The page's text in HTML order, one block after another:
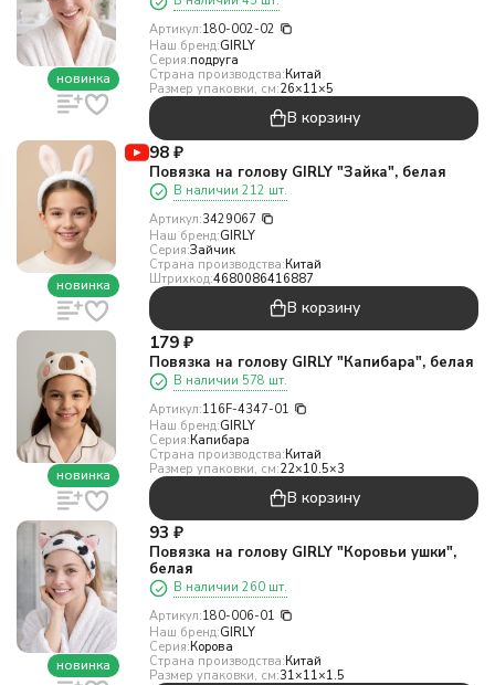
новинка
Артикул:180-002-02
Наш бренд:GIRLY
Серия:подруга
Страна производства:Китай
Размер упаковки, см:26×11×5
В корзину
новинка
98 ₽
Повязка на голову GIRLY "Зайка", белая
В наличии 212 шт.
Артикул:3429067
Наш бренд:GIRLY
Серия:Зайчик
Страна производства:Китай
Штрихкод:4680086416887
В корзину
новинка
179 ₽
Повязка на голову GIRLY "Капибара", белая
В наличии 578 шт.
Артикул:116F-4347-01
Наш бренд:GIRLY
Серия:Капибара
Страна производства:Китай
Размер упаковки, см:22×10.5×3
В корзину
новинка
93 ₽
Повязка на голову GIRLY "Коровьи ушки",
белая
В наличии 260 шт.
Артикул:180-006-01
Наш бренд:GIRLY
Серия:Корова
Страна производства:Китай
Размер упаковки, см:31×11×1.5